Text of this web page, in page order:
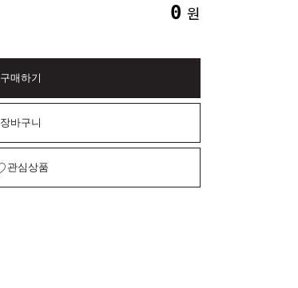
0 원
구매하기
장바구니
관심상품